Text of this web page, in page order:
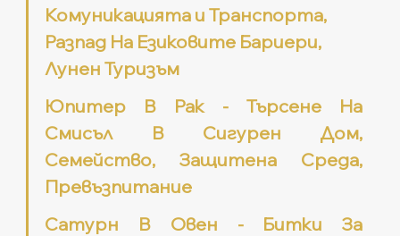
Комуникацията и Транспорта,
Разпад На Езиковите Бариери,
Лунен Туризъм
Юпитер В Рак - Търсене На
Смисъл В Сигурен Дом,
Семейство, Защитена Среда,
Превъзпитание
Сатурн В Овен - Битки За